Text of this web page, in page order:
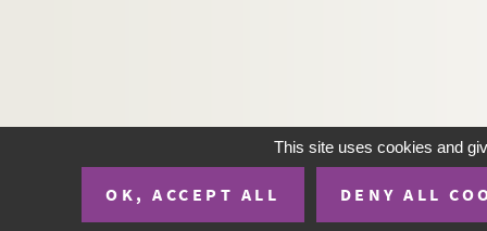
This site uses cookies and
OK, ACCEPT ALL DENY ALL